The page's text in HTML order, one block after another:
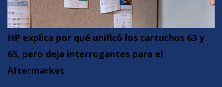
HP explica por qué unificó los cartuchos 63 y
65, pero deja interrogantes para el
Aftermarket